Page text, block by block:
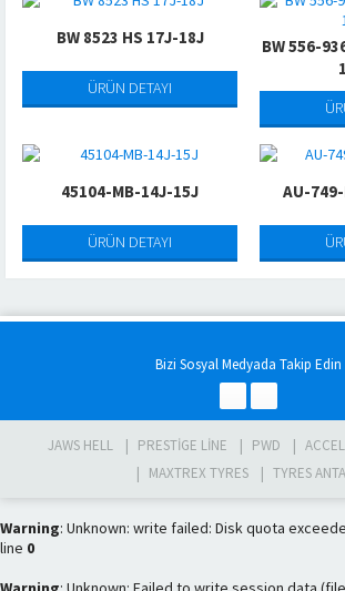
BW 8523 HS 17J-18J
ÜRÜN DETAYI
BW 556-
45104-MB-14J-15J
ÜRÜN DETAYI
AU-
Bizi Sosyal Medyada Takip Edin
JAWS HELL PRESTIGE LINE PWD
MAXTREX TYRES
TYRES
Warning: Unknown: write failed: Disk quota
line 0